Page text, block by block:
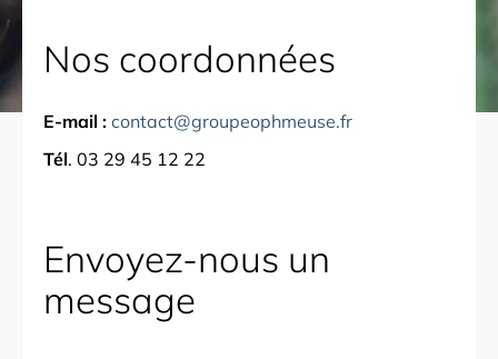
Nos coordonnées
E-mail : contact@groupeophmeuse.fr
Tél. 03 29 45 12 22
Envoyez-nous un
message